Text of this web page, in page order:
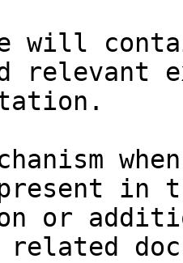
will
relevant
in
or